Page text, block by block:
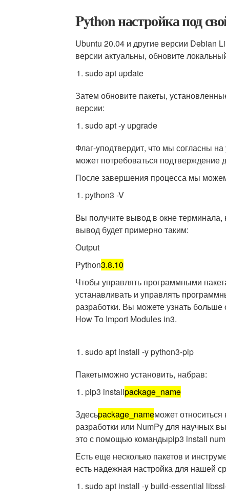
Python настройка под
Ubuntu 20.04 и другие версии Debian
версии актуальны, обновите
sudo apt update
Затем обновите пакеты,
версии:
sudo apt -y upgrade
Флаг-yподтвердит, что мы согласны
может потребоваться
После завершения процесса мы
python3 -V
Вы получите вывод в окне
вывод будет примерно таким:
Output
Python3.8.10
Чтобы управлять программными
устанавливать и управлять
разработки. Вы можете узнать
How To Import Modules in3.
sudo apt install -y python3-pip
Пакетыможно установить, набрав:
pip3 installpackage_name
Здесьpackage_nameможет
разработки или NumPy для научных
это с помощью командыpip3 install
Есть еще несколько пакетов и
есть надежная настройка для нашей
sudo apt install -y build-essential